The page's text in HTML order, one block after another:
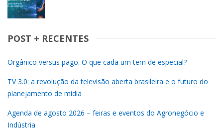
POST + RECENTES
Orgânico versus pago. O que cada um tem de especial?
TV 3.0: a revolução da televisão aberta brasileira e o futuro do
planejamento de mídia
Agenda de agosto 2026 – feiras e eventos do Agronegócio e
Indústria